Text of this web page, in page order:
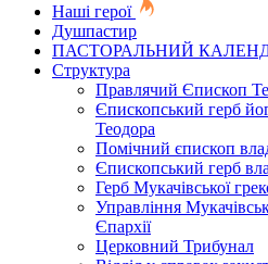
Наші герої
Душпастир
ПАСТОРАЛЬНИЙ
Структура
Правлячий Єпископ
Єпископський герб
Теодора
Помічний єпископ
Єпископський герб
Герб Мукачівської
Управління
Єпархії
Церковний Трибунал